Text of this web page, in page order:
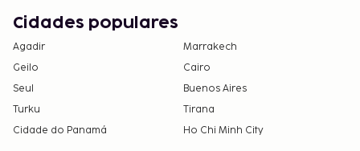
Cidades populares
Agadir
Marrakech
Geilo
Cairo
Seul
Buenos Aires
Turku
Tirana
Cidade do Panamá
Ho Chi Minh City